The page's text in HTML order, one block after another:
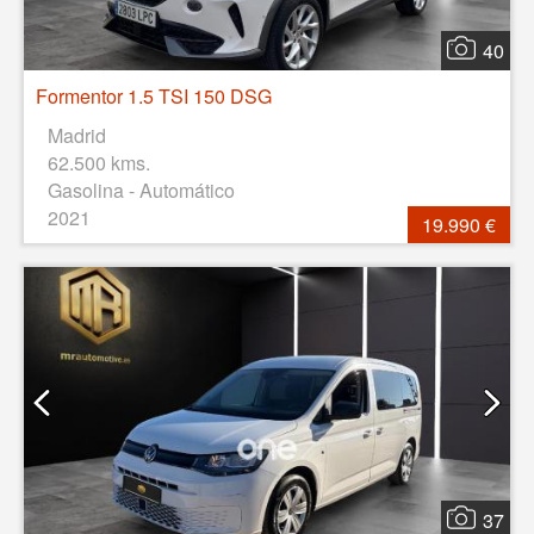
40
Formentor 1.5 TSI 150 DSG
Madrid
62.500 kms.
Gasolina - Automático
2021
19.990 €
37